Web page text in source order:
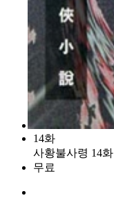
14화
사황불사령 14화
무료